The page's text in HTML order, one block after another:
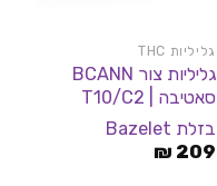
גליליות THC
גליליות צור BCANN
סאטיבה | T10/C2
בזלת Bazelet
209
₪